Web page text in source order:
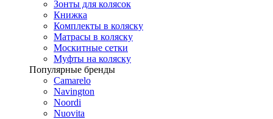
Зонты для колясок
Книжка
Комплекты в коляску
Матрасы в коляску
Москитные сетки
Муфты на коляску
Популярные бренды
Camarelo
Navington
Noordi
Nuovita